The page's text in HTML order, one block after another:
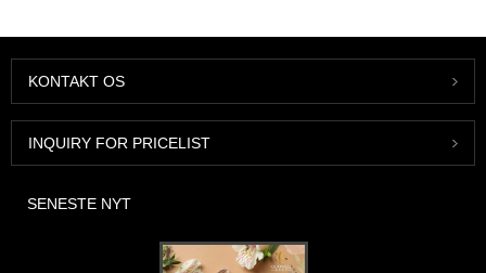
KONTAKT OS
INQUIRY FOR PRICELIST
SENESTE NYT